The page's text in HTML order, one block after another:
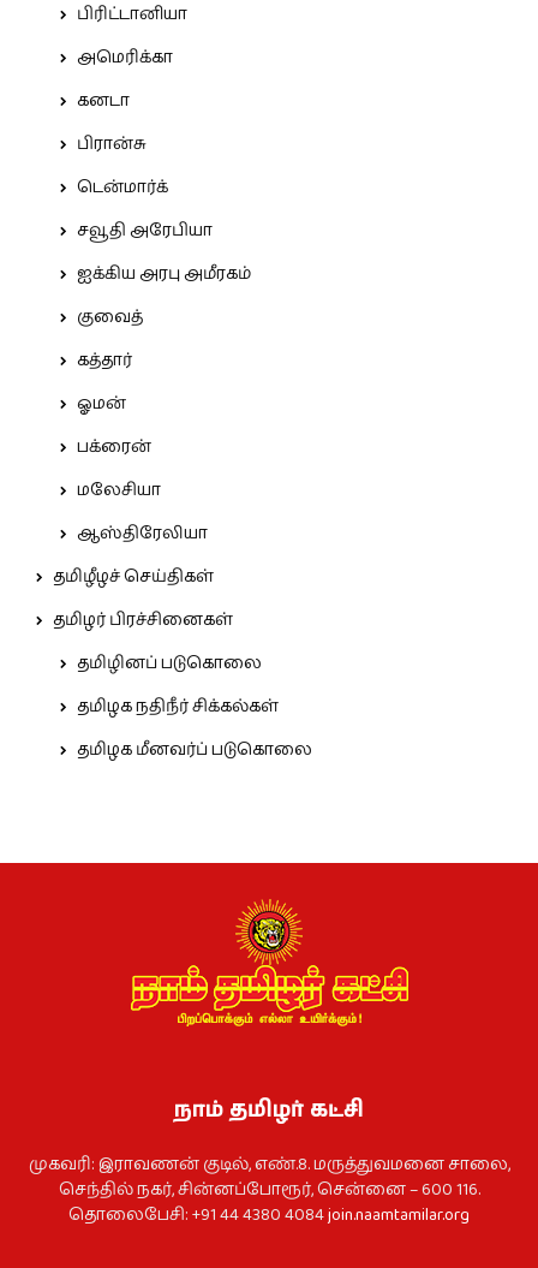
பிரிட்டானியா
அமெரிக்கா
கனடா
பிரான்சு
டென்மார்க்
சவூதி அரேபியா
ஐக்கிய அரபு அமீரகம்
குவைத்
கத்தார்
ஓமன்
பக்ரைன்
மலேசியா
ஆஸ்திரேலியா
தமிழீழச் செய்திகள்
தமிழர் பிரச்சினைகள்
தமிழினப் படுகொலை
தமிழக நதிநீர் சிக்கல்கள்
தமிழக மீனவர்ப் படுகொலை
நாம் தமிழர் கட்சி
முகவரி: இராவணன் குடில், எண்.8. மருத்துவமனை சாலை,
செந்தில் நகர், சின்னப்போரூர், சென்னை – 600 116.
தொலைபேசி: +91 44 4380 4084join.naamtamilar.org